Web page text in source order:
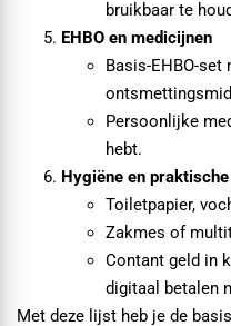
bruikbaar te
EHBO en medicijnen
Basis-EHBO-
Persoonlijke
hebt.
Hygiëne en
Toiletpapier,
Zakmes of
Contant geld in
digitaal betalen
Met deze lijst heb je de